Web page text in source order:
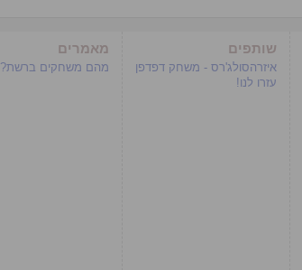
שותפים
איזרהסולג'רס - משחק דפדפן
עזרו לנו!
מאמרים
מהם משחקים ברשת?